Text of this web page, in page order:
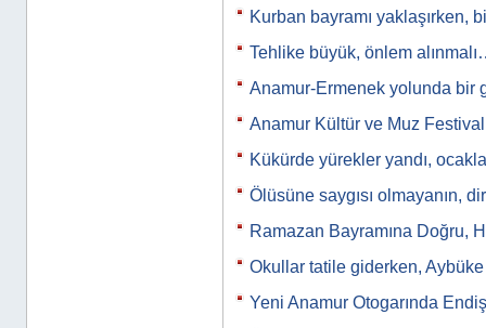
Kurban bayramı yaklaşırken,
Tehlike büyük, önlem
Anamur-Ermenek yolunda bir
Anamur Kültür ve Muz
Kükürde yürekler yandı,
Ölüsüne saygısı olmayanın,
Ramazan Bayramına Doğru,
Okullar tatile giderken,
Yeni Anamur Otogarında